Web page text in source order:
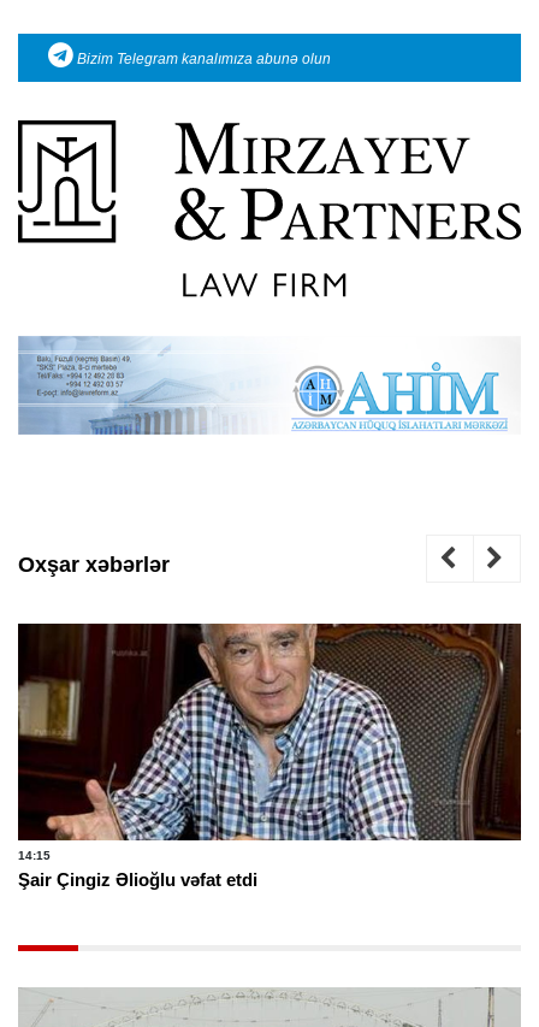
Bizim Telegram kanalımıza abunə olun
Oxşar xəbərlər
14:15
Şair Çingiz Əlioğlu vəfat etdi